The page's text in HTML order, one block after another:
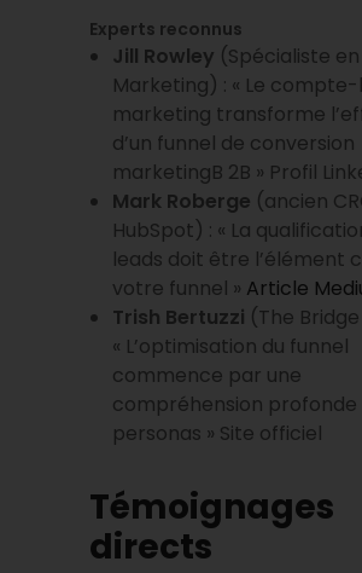
Experts reconnus
Jill Rowley (Spécialiste
Marketing) : « Le
marketing transforme
d’un funnel de conversion
marketingB 2B » Profil
Mark Roberge (ancien
HubSpot) : « La
leads doit être l’élément
votre funnel » Article
Trish Bertuzzi (The
« L’optimisation du funnel
commence par une
compréhension profonde
personas » Site officiel
Témoignages
directs